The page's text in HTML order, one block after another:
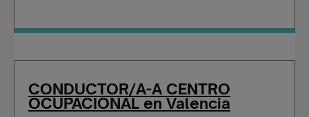
CONDUCTOR/A-A CENTRO
OCUPACIONAL en Valencia